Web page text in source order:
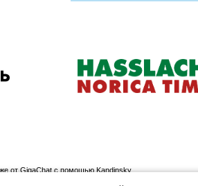
от GigaChat с помощью Kandinsky.